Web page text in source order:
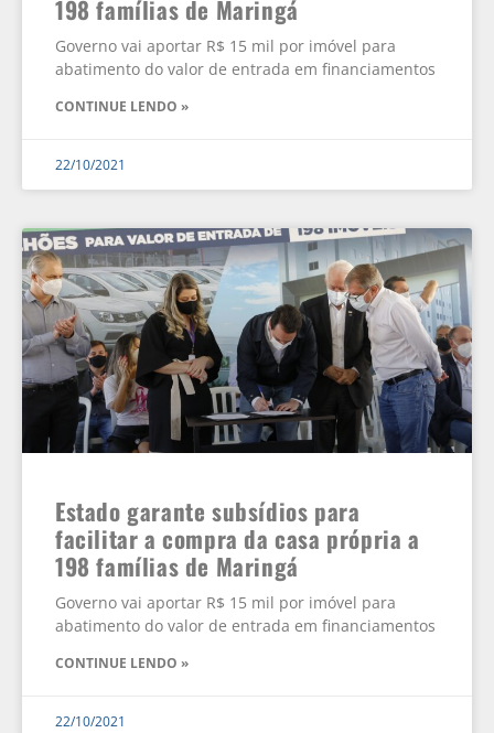
198 famílias de Maringá
Governo vai aportar R$ 15 mil por imóvel para
abatimento do valor de entrada em financiamentos
CONTINUE LENDO »
22/10/2021
Estado garante subsídios para
facilitar a compra da casa própria a
198 famílias de Maringá
Governo vai aportar R$ 15 mil por imóvel para
abatimento do valor de entrada em financiamentos
CONTINUE LENDO »
22/10/2021